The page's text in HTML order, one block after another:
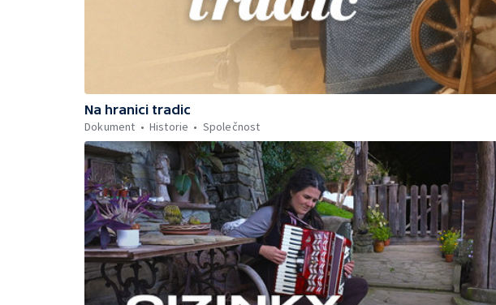
Na hranici tradic
Dokument
Historie Společnost